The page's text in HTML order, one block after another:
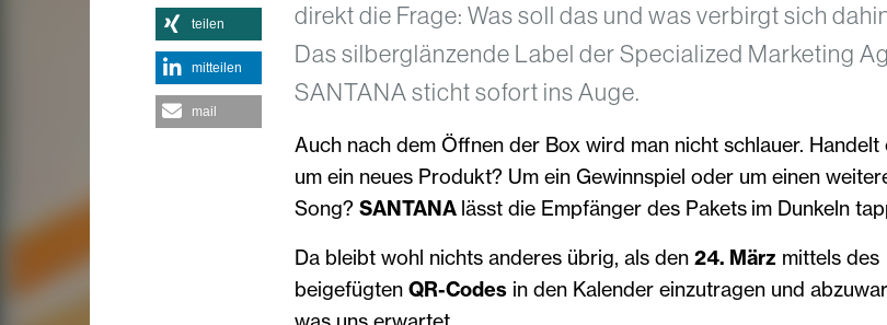
direkt die Frage: Was soll das und was verbirgt sich
Das silberglänzende Label der Specialized Marketing
SANTANA sticht sofort ins Auge.
Auch nach dem Öffnen der Box wird man nicht schlauer. Handelt
um ein neues Produkt? Um ein Gewinnspiel oder um einen
Song? SANTANA lässt die Empfänger des Pakets im Dunkeln
Da bleibt wohl nichts anderes übrig, als den 24. März mittels des
beigefügten QR-Codesin den Kalender einzutragen und
teilen
mitteilen
mail